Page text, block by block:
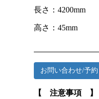
長さ：4200mm
高さ：45mm
お問い合わせ/予約
【 注意事項 】